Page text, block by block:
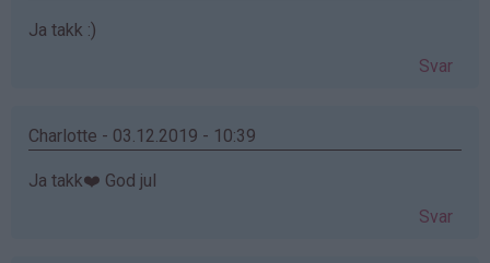
Ja takk :)
Svar
Charlotte - 03.12.2019 - 10:39
Ja takk❤️ God jul
Svar